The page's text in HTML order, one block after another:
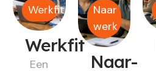
Werkfit
Werkfit
Een
Naar
werk
Naar-